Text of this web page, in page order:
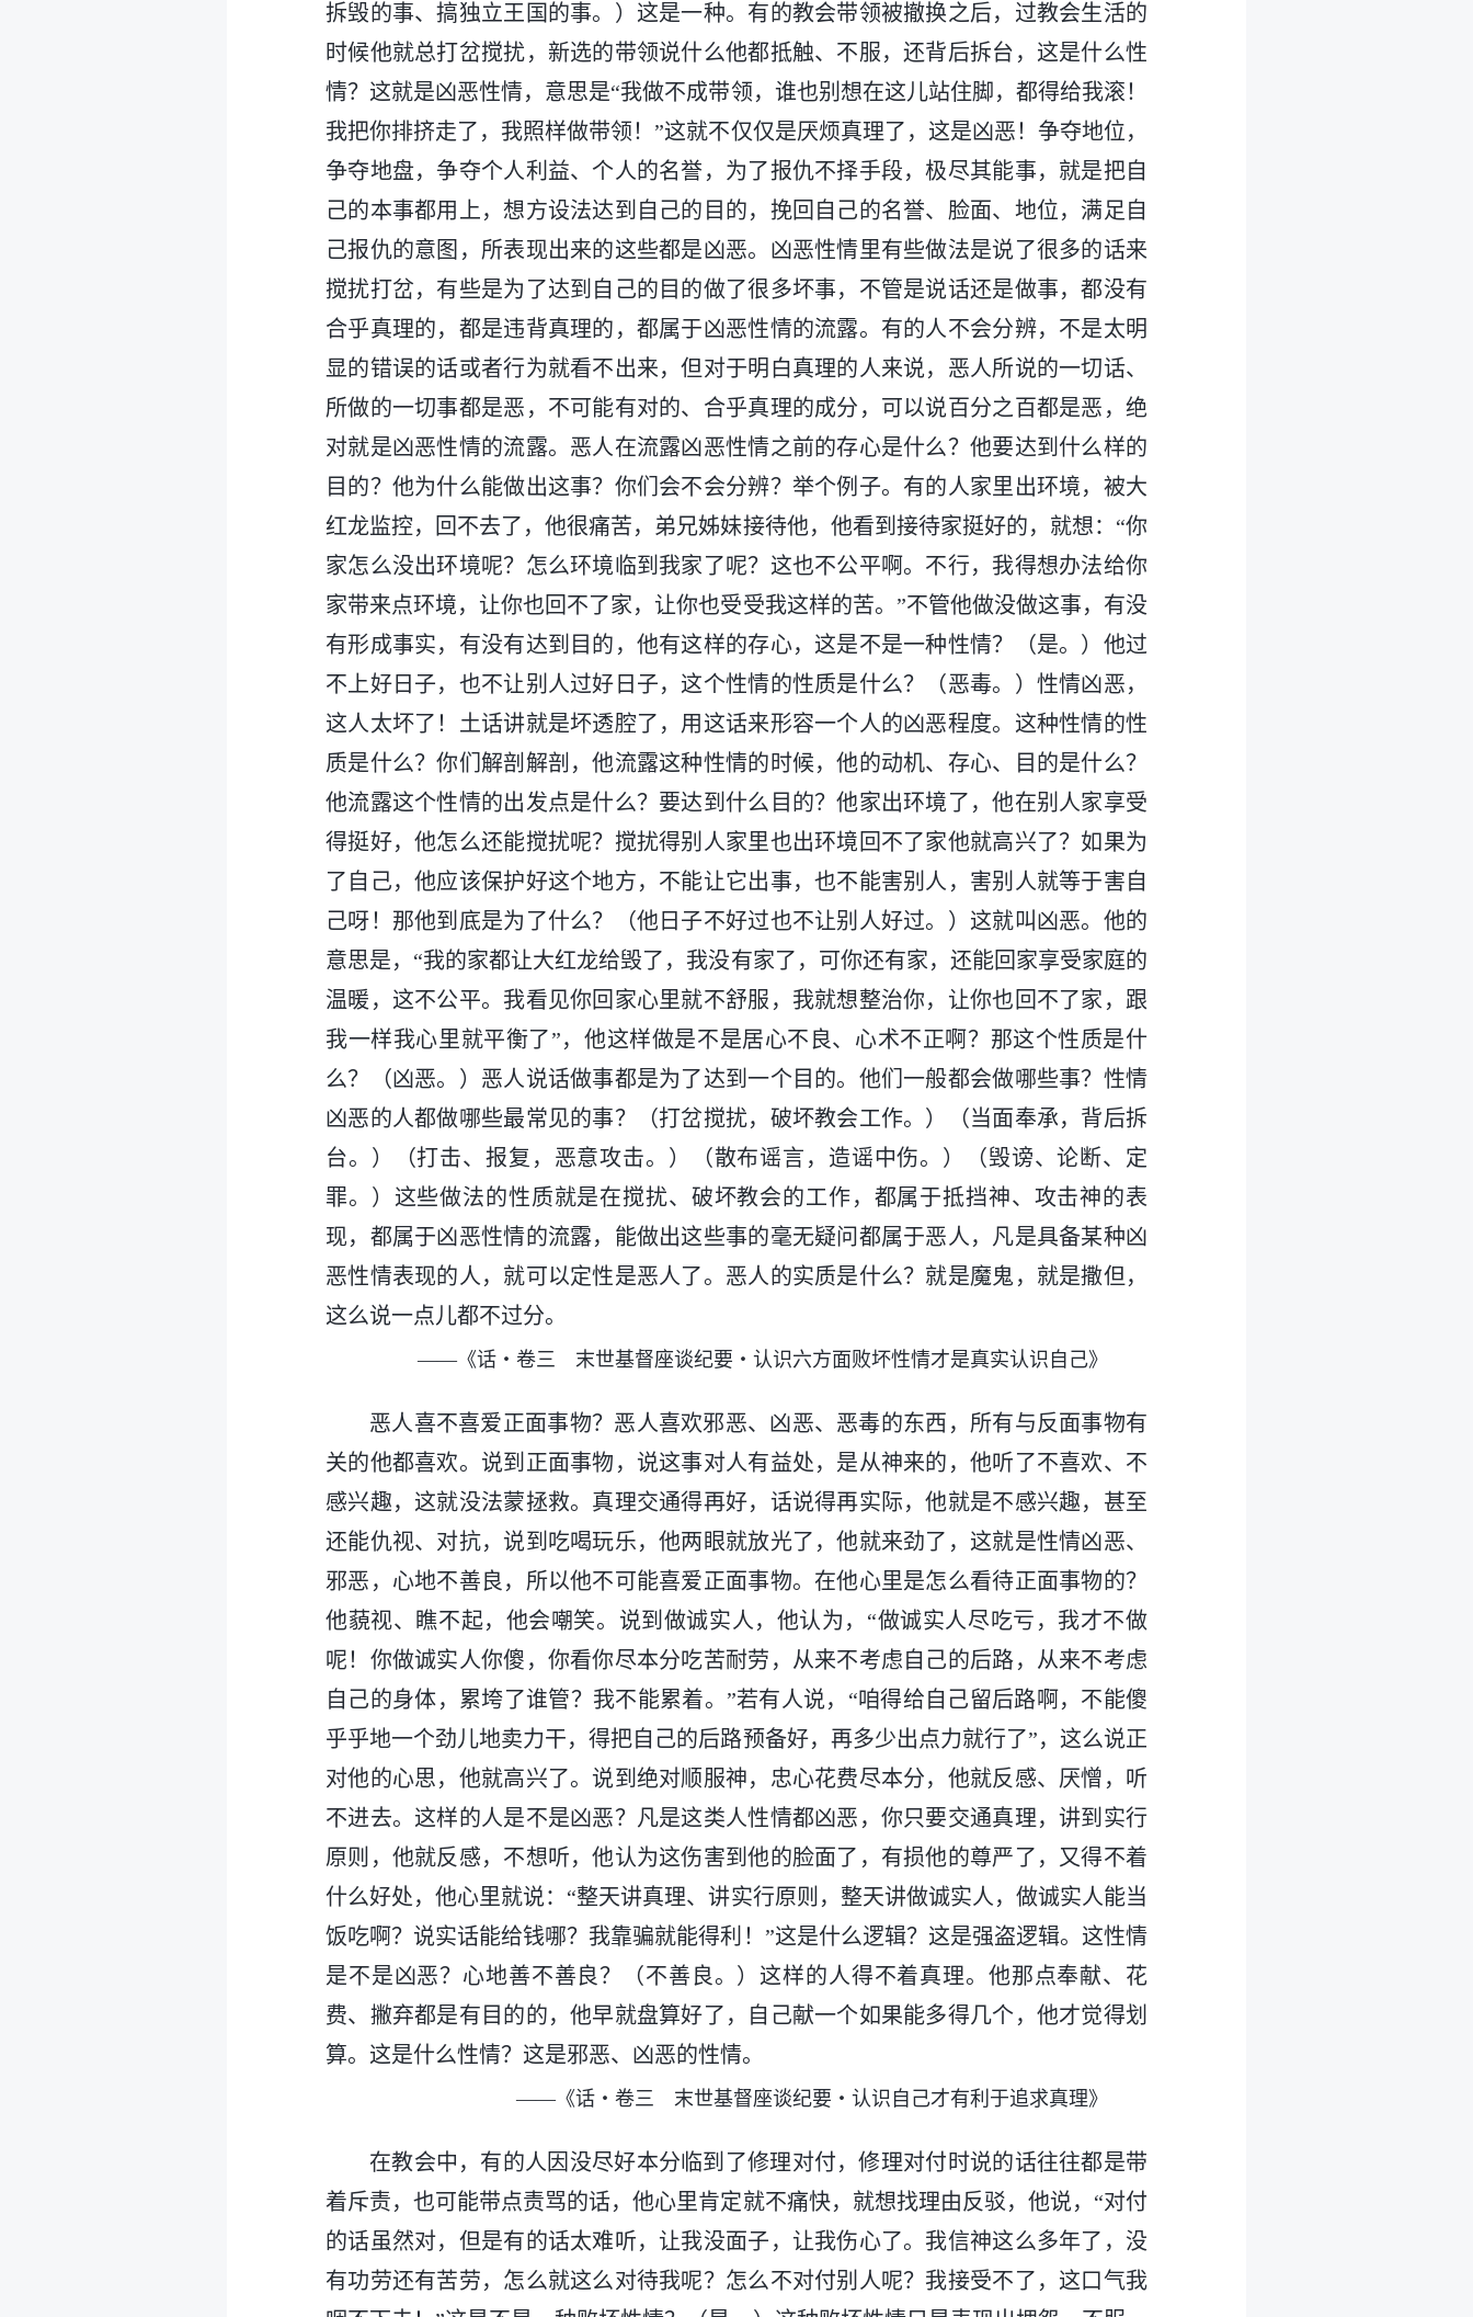
拆毁的事、搞独立王国的事。）这是一种。有的教会带领被撤换之后，过教会生活的
时候他就总打岔搅扰，新选的带领说什么他都抵触、不服，还背后拆台，这是什么性
情？这就是凶恶性情，意思是“我做不成带领，谁也别想在这儿站住脚，都得给我滚！
我把你排挤走了，我照样做带领！”这就不仅仅是厌烦真理了，这是凶恶！争夺地位，
争夺地盘，争夺个人利益、个人的名誉，为了报仇不择手段，极尽其能事，就是把自
己的本事都用上，想方设法达到自己的目的，挽回自己的名誉、脸面、地位，满足自
己报仇的意图，所表现出来的这些都是凶恶。凶恶性情里有些做法是说了很多的话来
搅扰打岔，有些是为了达到自己的目的做了很多坏事，不管是说话还是做事，都没有
合乎真理的，都是违背真理的，都属于凶恶性情的流露。有的人不会分辨，不是太明
显的错误的话或者行为就看不出来，但对于明白真理的人来说，恶人所说的一切话、
所做的一切事都是恶，不可能有对的、合乎真理的成分，可以说百分之百都是恶，绝
对就是凶恶性情的流露。恶人在流露凶恶性情之前的存心是什么？他要达到什么样的
目的？他为什么能做出这事？你们会不会分辨？举个例子。有的人家里出环境，被大
红龙监控，回不去了，他很痛苦，弟兄姊妹接待他，他看到接待家挺好的，就想：“你
家怎么没出环境呢？怎么环境临到我家了呢？这也不公平啊。不行，我得想办法给你
家带来点环境，让你也回不了家，让你也受受我这样的苦。”不管他做没做这事，有没
有形成事实，有没有达到目的，他有这样的存心，这是不是一种性情？（是。）他过
不上好日子，也不让别人过好日子，这个性情的性质是什么？（恶毒。）性情凶恶，
这人太坏了！土话讲就是坏透腔了，用这话来形容一个人的凶恶程度。这种性情的性
质是什么？你们解剖解剖，他流露这种性情的时候，他的动机、存心、目的是什么？
他流露这个性情的出发点是什么？要达到什么目的？他家出环境了，他在别人家享受
得挺好，他怎么还能搅扰呢？搅扰得别人家里也出环境回不了家他就高兴了？如果为
了自己，他应该保护好这个地方，不能让它出事，也不能害别人，害别人就等于害自
己呀！那他到底是为了什么？（他日子不好过也不让别人好过。）这就叫凶恶。他的
意思是，“我的家都让大红龙给毁了，我没有家了，可你还有家，还能回家享受家庭的
温暖，这不公平。我看见你回家心里就不舒服，我就想整治你，让你也回不了家，跟
我一样我心里就平衡了”，他这样做是不是居心不良、心术不正啊？那这个性质是什
么？（凶恶。）恶人说话做事都是为了达到一个目的。他们一般都会做哪些事？性情
凶恶的人都做哪些最常见的事？（打岔搅扰，破坏教会工作。）（当面奉承，背后拆
台。）（打击、报复，恶意攻击。）（散布谣言，造谣中伤。）（毁谤、论断、定
罪。）这些做法的性质就是在搅扰、破坏教会的工作，都属于抵挡神、攻击神的表
现，都属于凶恶性情的流露，能做出这些事的毫无疑问都属于恶人，凡是具备某种凶
恶性情表现的人，就可以定性是恶人了。恶人的实质是什么？就是魔鬼，就是撒但，
这么说一点儿都不过分。
——《话・卷三 末世基督座谈纪要・认识六方面败坏性情才是真实认识自己》
恶人喜不喜爱正面事物？恶人喜欢邪恶、凶恶、恶毒的东西，所有与反面事物有
关的他都喜欢。说到正面事物，说这事对人有益处，是从神来的，他听了不喜欢、不
感兴趣，这就没法蒙拯救。真理交通得再好，话说得再实际，他就是不感兴趣，甚至
还能仇视、对抗，说到吃喝玩乐，他两眼就放光了，他就来劲了，这就是性情凶恶、
邪恶，心地不善良，所以他不可能喜爱正面事物。在他心里是怎么看待正面事物的？
他藐视、瞧不起，他会嘲笑。说到做诚实人，他认为，“做诚实人尽吃亏，我才不做
呢！你做诚实人你傻，你看你尽本分吃苦耐劳，从来不考虑自己的后路，从来不考虑
自己的身体，累垮了谁管？我不能累着。”若有人说，“咱得给自己留后路啊，不能傻
乎乎地一个劲儿地卖力干，得把自己的后路预备好，再多少出点力就行了”，这么说正
对他的心思，他就高兴了。说到绝对顺服神，忠心花费尽本分，他就反感、厌憎，听
不进去。这样的人是不是凶恶？凡是这类人性情都凶恶，你只要交通真理，讲到实行
原则，他就反感，不想听，他认为这伤害到他的脸面了，有损他的尊严了，又得不着
什么好处，他心里就说：“整天讲真理、讲实行原则，整天讲做诚实人，做诚实人能当
饭吃啊？说实话能给钱哪？我靠骗就能得利！”这是什么逻辑？这是强盗逻辑。这性情
是不是凶恶？心地善不善良？（不善良。）这样的人得不着真理。他那点奉献、花
费、撇弃都是有目的的，他早就盘算好了，自己献一个如果能多得几个，他才觉得划
算。这是什么性情？这是邪恶、凶恶的性情。
——《话・卷三 末世基督座谈纪要・认识自己才有利于追求真理》
在教会中，有的人因没尽好本分临到了修理对付，修理对付时说的话往往都是带
着斥责，也可能带点责骂的话，他心里肯定就不痛快，就想找理由反驳，他说，“对付
的话虽然对，但是有的话太难听，让我没面子，让我伤心了。我信神这么多年了，没
有功劳还有苦劳，怎么就这么对待我呢？怎么不对付别人呢？我接受不了，这口气我